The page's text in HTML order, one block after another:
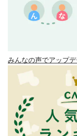
みんなの声でアップ